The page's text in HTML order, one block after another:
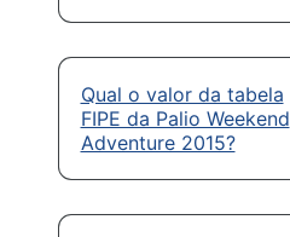
Qual o valor da tabela
FIPE da Palio Weekend
Adventure 2015?